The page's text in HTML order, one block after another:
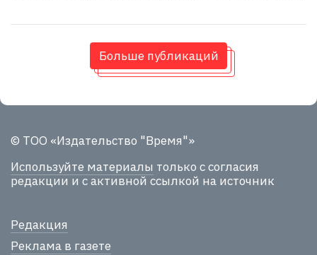
Больше публикаций
© ТОО «Издательство "Время"»
Используйте материалы только с согласия
редакции и с активной ссылкой на источник
Редакция
Реклама в газете